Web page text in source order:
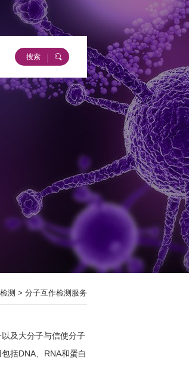
测 > 分子互作检测服务
及大分子与信使分子
括DNA、RNA和蛋白